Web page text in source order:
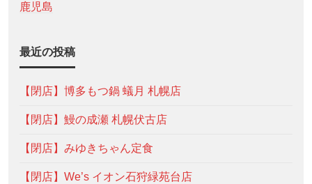
鹿児島
最近の投稿
【閉店】博多もつ鍋 蟻月 札幌店
【閉店】鰻の成瀬 札幌伏古店
【閉店】みゆきちゃん定食
【閉店】We’s イオン石狩緑苑台店